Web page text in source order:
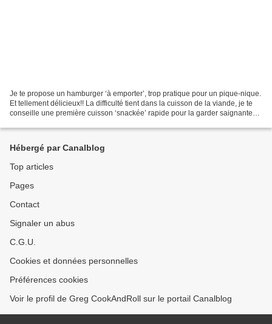
Je te propose un hamburger ‘à emporter’, trop pratique pour un pique-nique.
Et tellement délicieux!! La difficulté tient dans la cuisson de la viande, je te
conseille une première cuisson ‘snackée’ rapide pour la garder saignante
Hébergé par Canalblog
Top articles
Pages
Contact
Signaler un abus
C.G.U.
Cookies et données personnelles
Préférences cookies
Voir le profil de Greg CookAndRoll sur le portail Canalblog